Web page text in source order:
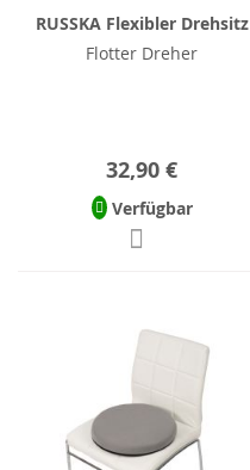
RUSSKA Flexibler Drehsitz
Flotter Dreher
32,90 €
Verfügbar